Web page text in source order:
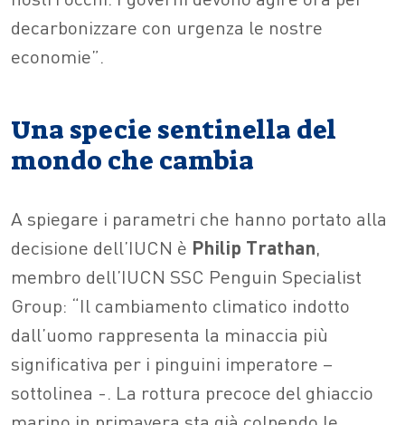
decarbonizzare con urgenza le nostre
economie”.
Una specie sentinella del
mondo che cambia
A spiegare i parametri che hanno portato alla
decisione dell’IUCN è Philip Trathan,
membro dell’IUCN SSC Penguin Specialist
Group: “Il cambiamento climatico indotto
dall’uomo rappresenta la minaccia più
significativa per i pinguini imperatore –
sottolinea -. La rottura precoce del ghiaccio